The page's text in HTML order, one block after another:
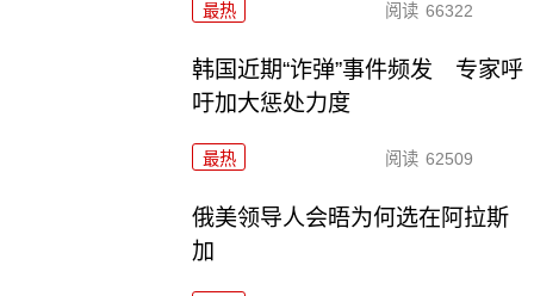
最热 阅读 66322
韩国近期“诈弹”事件频发 专家呼
吁加大惩处力度
最热 阅读 62509
俄美领导人会晤为何选在阿拉斯
加